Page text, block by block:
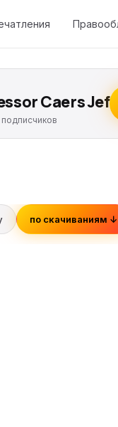
Caers Jef
подписчиков
по скачиваниям ↓